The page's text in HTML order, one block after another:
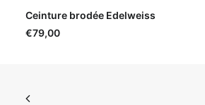
AJOUTER AU PANIER
Ceinture brodée Edelweiss
€79,00